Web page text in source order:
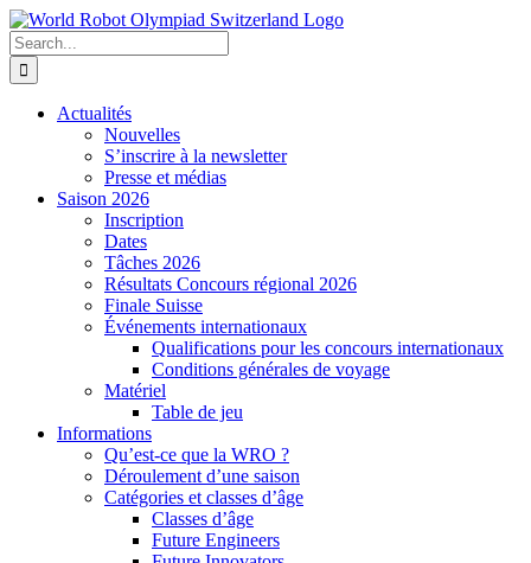
Skip
to
content
Search
for:
Actualités
Nouvelles
S’inscrire à la newsletter
Presse et médias
Saison 2026
Inscription
Dates
Tâches 2026
Résultats Concours régional 2026
Finale Suisse
Événements internationaux
Qualifications pour les concours internationaux
Conditions générales de voyage
Matériel
Table de jeu
Informations
Qu’est-ce que la WRO ?
Déroulement d’une saison
Catégories et classes d’âge
Classes d’âge
Future Engineers